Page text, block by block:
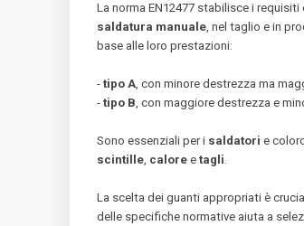
La norma EN12477 stabilisce i
saldatura manuale, nel taglio e in
base alle loro prestazioni:
- tipo A, con minore destrezza ma
- tipo B, con maggiore destrezza e
Sono essenziali per i saldatori e
scintille, calore e tagli.
La scelta dei guanti appropriati è
delle specifiche normative aiuta a